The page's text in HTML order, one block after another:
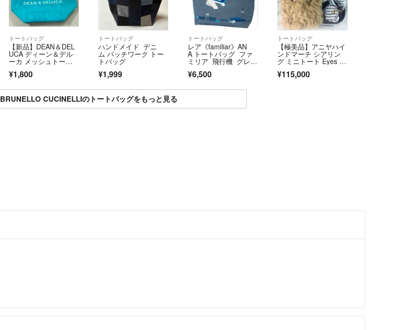
トートバッグ
【新品】DEAN＆DEL
UCA ディーン＆デル
ーカ メッシュトート
¥1,800
トートバッグ
ハンドメイド デニ
ム パッチワーク トー
トバッグ
¥1,999
トートバッグ
レア《familiar》AN
A トートバッグ ファ
ミリア 飛行機 グレ
務員 ファミちゃん 国
¥6,500
トートバッグ
【極美品】アニヤハイ
ンドマーチ シアリン
グ ミニトート Eyes 2
¥115,000
BRUNELLO CUCINELLIのトートバッグをもっと見る